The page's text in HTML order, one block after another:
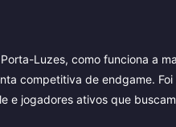
Luzes, como funciona a
competitiva de endgame.
e jogadores ativos que